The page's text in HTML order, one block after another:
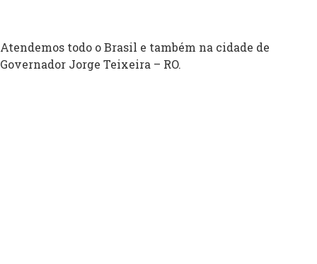
Atendemos todo o Brasil e também na cidade de
Governador Jorge Teixeira – RO.